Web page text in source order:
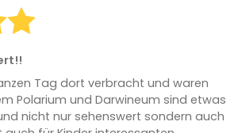
Tag dort verbracht und waren
Polarium und Darwineum sind etwas
nicht nur sehenswert sondern auch